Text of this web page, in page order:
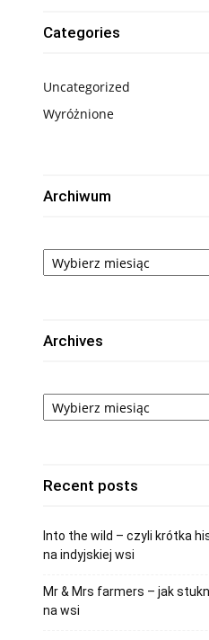
Categories
Uncategorized
Wyróżnione
Archiwum
Archiwum
Archives
Archives
Recent posts
Into the wild – czyli krótka
na indyjskiej wsi
Mr & Mrs farmers – jak
na wsi